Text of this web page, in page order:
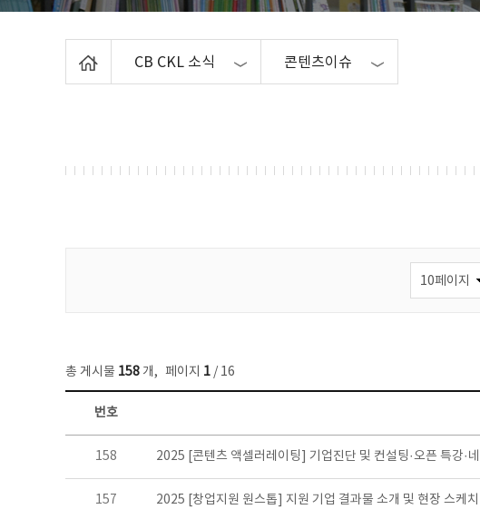
CB CKL 소식 콘텐츠이슈
총 게시물 158 개, 페이지 1 / 16
콘텐츠이슈 목록 - 번호, 제목, 작성자, 파일, 조회수, 작성일 정보 제공
번호
158 2025 [콘텐츠 액셀러레이팅] 기업진단 및 컨설팅·오픈 특강·
157 2025 [창업지원 원스톱] 지원 기업 결과물 소개 및 현장 스케치